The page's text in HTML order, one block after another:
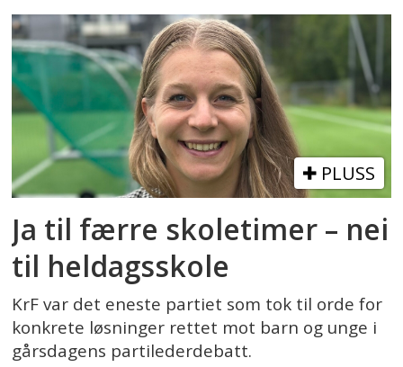
PLUSS
Ja til færre skoletimer – nei
til heldagsskole
KrF var det eneste partiet som tok til orde for
konkrete løsninger rettet mot barn og unge i
gårsdagens partilederdebatt.